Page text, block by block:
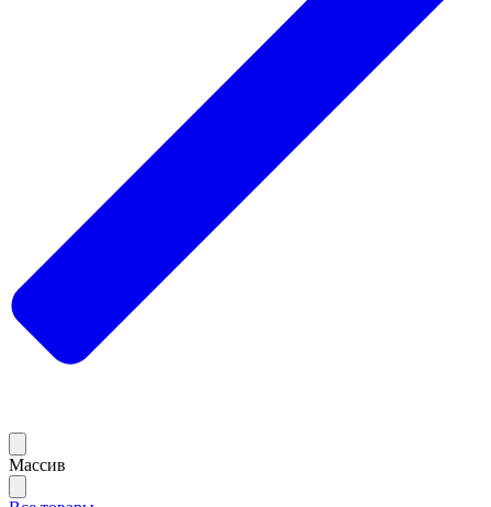
Массив